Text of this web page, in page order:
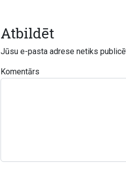
Atbildēt
Jūsu e-pasta adrese netiks
Komentārs